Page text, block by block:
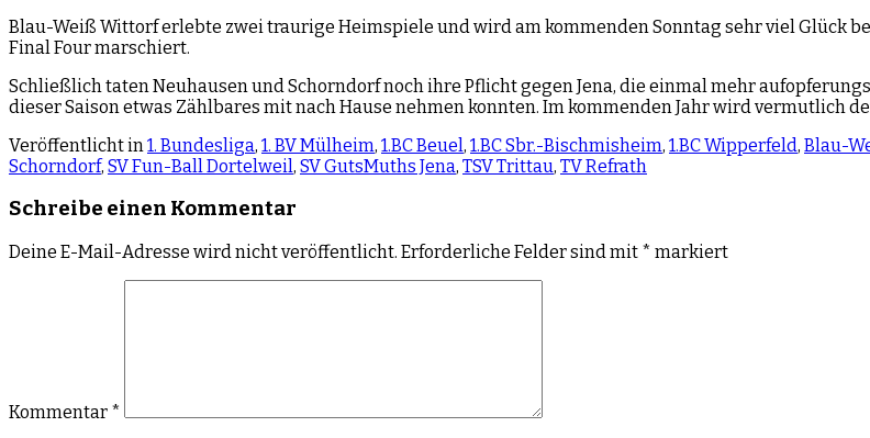
Blau-Weiß Wittorf erlebte zwei traurige Heimspiele und wird am kommenden Sonntag sehr viel Glück
Final Four marschiert.
Schließlich taten Neuhausen und Schorndorf noch ihre Pflicht gegen Jena, die einmal mehr
dieser Saison etwas Zählbares mit nach Hause nehmen konnten. Im kommenden Jahr wird vermutlich
Veröffentlicht in 1. Bundesliga, 1. BV Mülheim, 1.BC Beuel, 1.BC Sbr.-Bischmisheim, 1.BC Wipperfeld, Blau-
Schorndorf, SV Fun-Ball Dortelweil, SV GutsMuths Jena, TSV Trittau, TV Refrath
Schreibe einen Kommentar
Deine E-Mail-Adresse wird nicht veröffentlicht. Erforderliche Felder sind mit * markiert
Kommentar *